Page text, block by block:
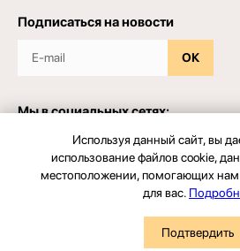
Подписаться на новости
ОК
Мы в социальных сетях:
Точка.Ру
Используя данный сайт, вы
использование файлов cookie,
местоположении, помогающих нам
для вас.
Подтвердить